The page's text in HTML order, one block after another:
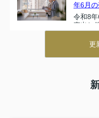
年6月
令和8年
売出し
までと
います
いても
るのか
かほく市外日角二（外日
更